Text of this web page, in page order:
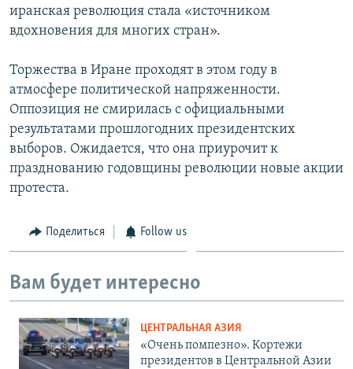
иранская революция стала «источником
вдохновения для многих стран».
Торжества в Иране проходят в этом году в
атмосфере политической напряженности.
Оппозиция не смирилась с официальными
результатами прошлогодних президентских
выборов. Ожидается, что она приурочит к
празднованию годовщины революции новые акции
протеста.
Поделиться Follow us
Вам будет интересно
ЦЕНТРАЛЬНАЯ АЗИЯ
«Очень помпезно». Кортежи
президентов в Центральной Азии